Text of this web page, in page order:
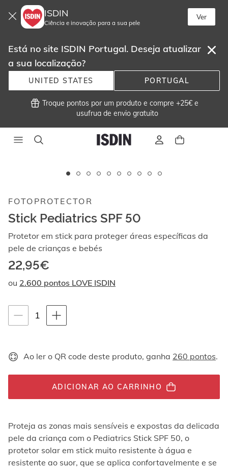
ISDIN
Ciência e inovação para a sua pele
Ver
Está no site ISDIN Portugal. Deseja atualizar
a sua localização?
UNITED STATES PORTUGAL
Troque pontos por um produto e compre +25€ e
usufrua de envio gratuito
imagens
vídeos.
Ao
navegar
com
para
para
baixo,
são
um
um.
podem
ser
reproduzidos
ativando
FOTOPROTECTOR
Stick Pediatrics SPF 50
Protetor em stick para proteger áreas específicas da
pele de crianças e bebés
22,95€
ou 2.600 pontos LOVE ISDIN
Instruções de navegação por teclado
1 quantity-
selector.totalUnit
Ao ler o QR code deste produto, ganha 260 pontos.
ADICIONAR AO CARRINHO
Proteja as zonas mais sensíveis e expostas da delicada
pele da criança com o Pediatrics Stick SPF 50, o
protetor solar em stick muito resistente à água e
resistente ao suor, que se aplica confortavelmente e se